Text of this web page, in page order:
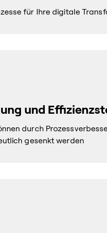
für Ihre digitale
und
durch
gesenkt werden